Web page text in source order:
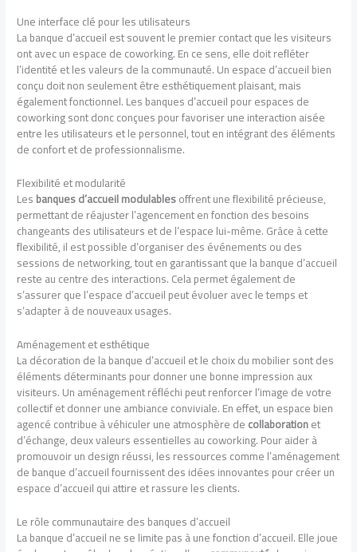
Une interface clé pour les utilisateurs
La banque d’accueil est souvent le premier contact que les visiteurs
ont avec un espace de coworking. En ce sens, elle doit refléter
l’identité et les valeurs de la communauté. Un espace d’accueil bien
conçu doit non seulement être esthétiquement plaisant, mais
également fonctionnel. Les banques d’accueil pour espaces de
coworking sont donc conçues pour favoriser une interaction aisée
entre les utilisateurs et le personnel, tout en intégrant des éléments
de confort et de professionnalisme.
Flexibilité et modularité
Lesbanques d’accueil modulablesoffrent une flexibilité précieuse,
permettant de réajuster l’agencement en fonction des besoins
changeants des utilisateurs et de l’espace lui-même. Grâce à cette
flexibilité, il est possible d’organiser des événements ou des
sessions de networking, tout en garantissant que la banque d’accueil
reste au centre des interactions. Cela permet également de
s’assurer que l’espace d’accueil peut évoluer avec le temps et
s’adapter à de nouveaux usages.
Aménagement et esthétique
La décoration de la banque d’accueil et le choix du mobilier sont des
éléments déterminants pour donner une bonne impression aux
visiteurs. Un aménagement réfléchi peut renforcer l’image de votre
collectif et donner une ambiance conviviale. En effet, un espace bien
agencé contribue à véhiculer une atmosphère decollaborationet
d’échange, deux valeurs essentielles au coworking. Pour aider à
promouvoir un design réussi, les ressources comme l’aménagement
de banque d’accueil fournissent des idées innovantes pour créer un
espace d’accueil qui attire et rassure les clients.
Le rôle communautaire des banques d’accueil
La banque d’accueil ne se limite pas à une fonction d’accueil. Elle joue